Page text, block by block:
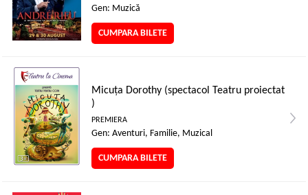
Gen: Muzică
CUMPARA BILETE
Micuța Dorothy (spectacol Teatru proiectat
)
PREMIERA
Gen: Aventuri, Familie, Muzical
CUMPARA BILETE